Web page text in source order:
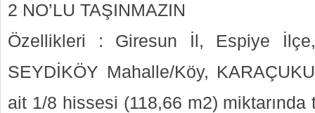
2 NO’LU TAŞINMAZIN
Özellikleri : Giresun İl, Espiye
SEYDİKÖY Mahalle/Köy,
ait 1/8 hissesi (118,66 m2) miktarında